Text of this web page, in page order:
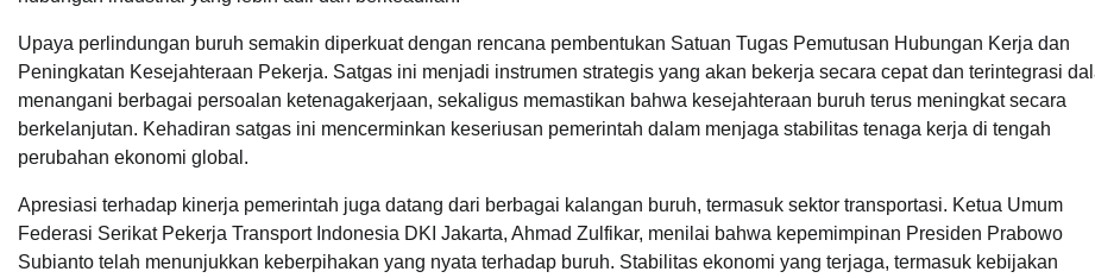
Upaya perlindungan buruh semakin diperkuat dengan rencana pembentukan Satuan Tugas Pemutusan Hubungan Kerja dan
Peningkatan Kesejahteraan Pekerja. Satgas ini menjadi instrumen strategis yang akan bekerja secara cepat dan terintegrasi
menangani berbagai persoalan ketenagakerjaan, sekaligus memastikan bahwa kesejahteraan buruh terus meningkat secara
berkelanjutan. Kehadiran satgas ini mencerminkan keseriusan pemerintah dalam menjaga stabilitas tenaga kerja di tengah
perubahan ekonomi global.
Apresiasi terhadap kinerja pemerintah juga datang dari berbagai kalangan buruh, termasuk sektor transportasi. Ketua Umum
Federasi Serikat Pekerja Transport Indonesia DKI Jakarta, Ahmad Zulfikar, menilai bahwa kepemimpinan Presiden Prabowo
Subianto telah menunjukkan keberpihakan yang nyata terhadap buruh. Stabilitas ekonomi yang terjaga, termasuk kebijakan